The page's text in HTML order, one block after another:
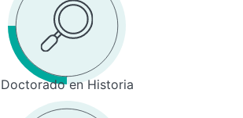
Doctorado en Historia